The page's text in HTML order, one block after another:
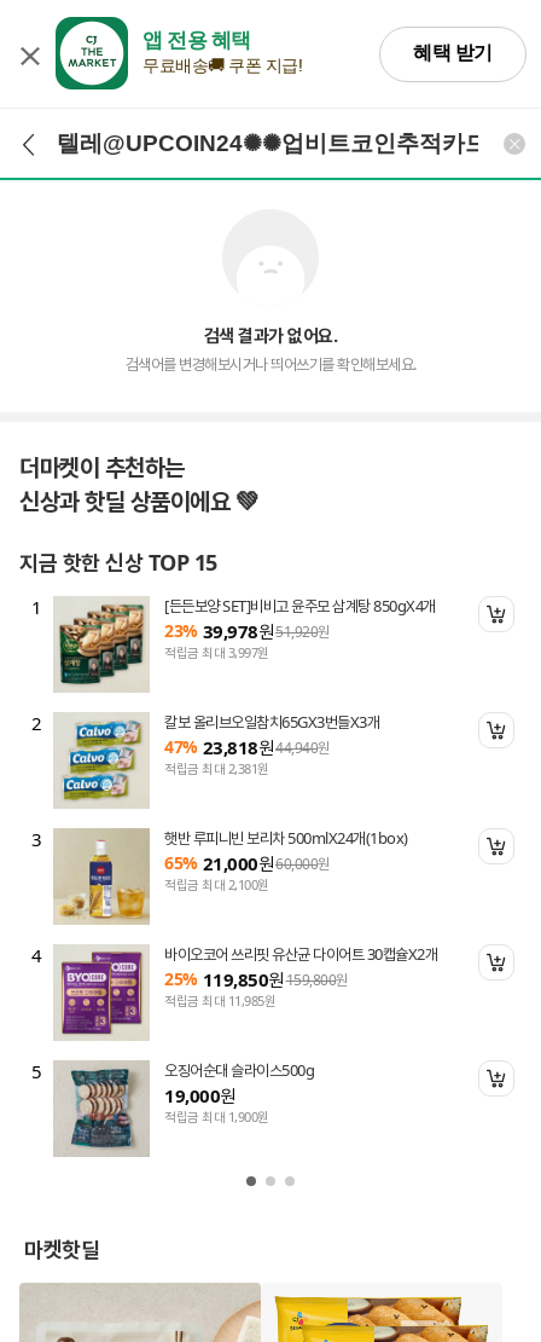
앱 전용 혜택
무료배송🚚 쿠폰 지급!
혜택 받기
검색어 입력 검
검색 결과가 없어요.
검색어를 변경해보시거나 띄어쓰기를 확인해보세요.
더마켓이 추천하는
신상과 핫딜 상품이에요 💚
지금 핫한 신상 TOP 15
담기
담기
담기
담기
담기
1 [든든보양 SET]비비고 윤주모 삼계탕 850gX4개
23% 39,978원51,920원
적립금 최대 3,997원
2 칼보 올리브오일참치65GX3번들X3개
47% 23,818원44,940원
적립금 최대 2,381원
3 햇반 루피니빈 보리차 500mlX24개(1box)
65% 21,000원60,000원
적립금 최대 2,100원
4 바이오코어 쓰리핏 유산균 다이어트 30캡슐X2개
25% 119,850원159,800원
적립금 최대 11,985원
5 오징어순대 슬라이스500g
19,000원
적립금 최대 1,900원
마켓핫딜